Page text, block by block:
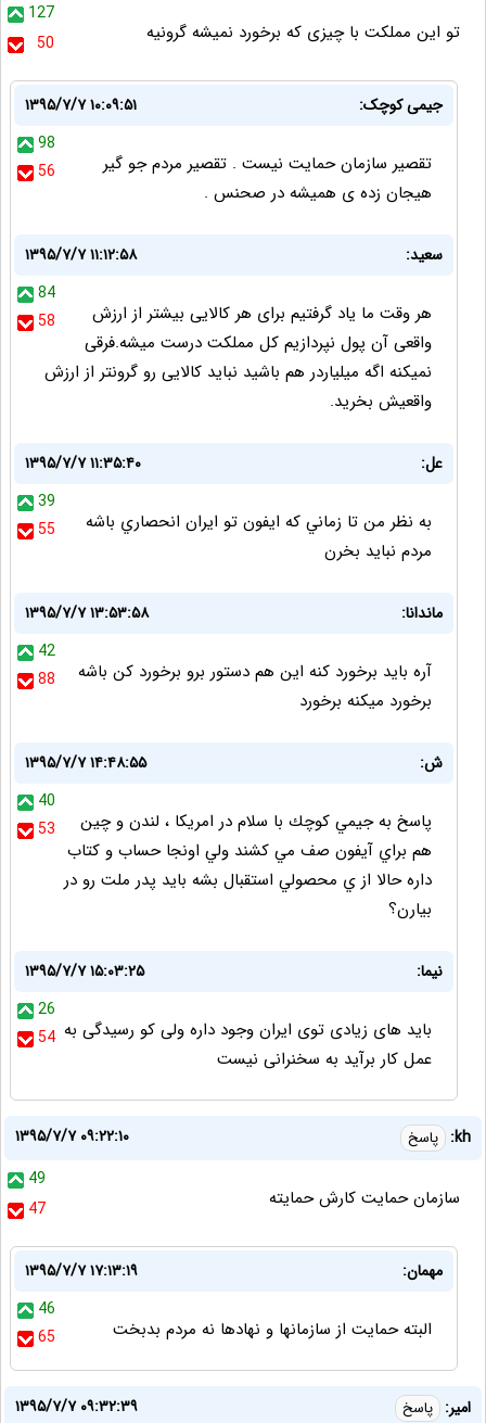
127
50
تو این مملکت با چیزی که برخورد نمیشه گرونیه
جیمی کوچک:
۱۳۹۵/۷/۷ ۱۰:۰۹:۵۱
98
56
تقصیر سازمان حمایت نیست . تقصیر مردم جو گیر
هیجان زده ی همیشه در صحنس .
سعید:
۱۳۹۵/۷/۷ ۱۱:۱۲:۵۸
84
58
هر وقت ما یاد گرفتیم برای هر کالایی بیشتر از ارزش
واقعی آن پول نپردازیم کل مملکت درست میشه.فرقی
نمیکنه اگه میلیاردر هم باشید نباید کالایی رو گرونتر از ارزش
واقعیش بخرید.
عل:
۱۳۹۵/۷/۷ ۱۱:۳۵:۴۰
39
55
به نظر من تا زماني كه ايفون تو ايران انحصاري باشه
مردم نبايد بخرن
ماندانا:
۱۳۹۵/۷/۷ ۱۳:۵۳:۵۸
42
88
آره باید برخورد کنه این هم دستور برو برخورد کن باشه
برخورد میکنه برخورد
ش:
۱۳۹۵/۷/۷ ۱۴:۴۸:۵۵
40
53
پاسخ به جيمي كوچك با سلام در امريكا ، لندن و چين
هم براي آيفون صف مي كشند ولي اونجا حساب و كتاب
داره حالا از ي محصولي استقبال بشه بايد پدر ملت رو در
بيارن؟
نیما:
۱۳۹۵/۷/۷ ۱۵:۰۳:۲۵
26
54 باید های زیادی توی ایران وجود داره ولی کو رسیدگی به
عمل کار برآید به سخنرانی نیست
kh: پاسخ
۱۳۹۵/۷/۷ ۰۹:۲۲:۱۰
49
47
سازمان حمايت كارش حمايته
مهمان:
۱۳۹۵/۷/۷ ۱۷:۱۳:۱۹
46
65
البته حمایت از سازمانها و نهادها نه مردم بدبخت
امیر: پاسخ
۱۳۹۵/۷/۷ ۰۹:۳۲:۳۹